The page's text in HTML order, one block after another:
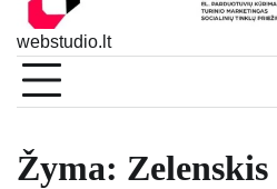
webstudio.lt
Žyma: Zelenskis